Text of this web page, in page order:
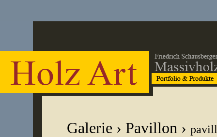
Galerie › Pavillon ›